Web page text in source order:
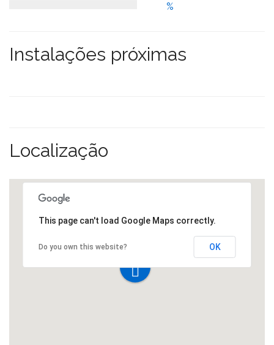
%
Instalações próximas
Localização
This page can't load Google Maps correctly.
Do you own this website? OK